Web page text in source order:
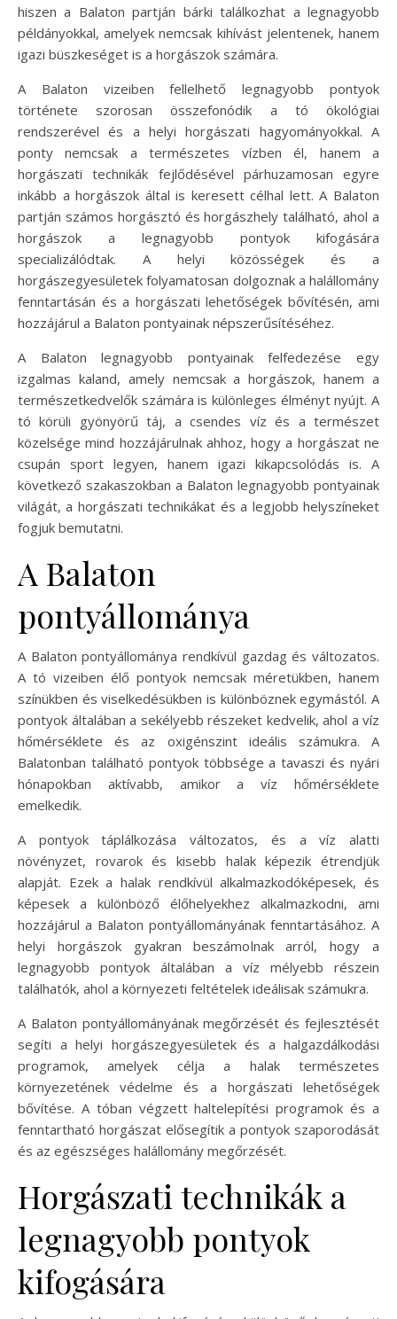
hiszen a Balaton partján bárki találkozhat a legnagyobb
példányokkal, amelyek nemcsak kihívást jelentenek, hanem
igazi büszkeséget is a horgászok számára.
A Balaton vizeiben fellelhető legnagyobb pontyok
története szorosan összefonódik a tó ökológiai
rendszerével és a helyi horgászati hagyományokkal. A
ponty nemcsak a természetes vízben él, hanem a
horgászati technikák fejlődésével párhuzamosan egyre
inkább a horgászok által is keresett célhal lett. A Balaton
partján számos horgásztó és horgászhely található, ahol a
horgászok a legnagyobb pontyok kifogására
specializálódtak. A helyi közösségek és a
horgászegyesületek folyamatosan dolgoznak a halállomány
fenntartásán és a horgászati lehetőségek bővítésén, ami
hozzájárul a Balaton pontyainak népszerűsítéséhez.
A Balaton legnagyobb pontyainak felfedezése egy
izgalmas kaland, amely nemcsak a horgászok, hanem a
természetkedvelők számára is különleges élményt nyújt. A
tó körüli gyönyörű táj, a csendes víz és a természet
közelsége mind hozzájárulnak ahhoz, hogy a horgászat ne
csupán sport legyen, hanem igazi kikapcsolódás is. A
következő szakaszokban a Balaton legnagyobb pontyainak
világát, a horgászati technikákat és a legjobb helyszíneket
fogjuk bemutatni.
A Balaton
pontyállománya
A Balaton pontyállománya rendkívül gazdag és változatos.
A tó vizeiben élő pontyok nemcsak méretükben, hanem
színükben és viselkedésükben is különböznek egymástól. A
pontyok általában a sekélyebb részeket kedvelik, ahol a víz
hőmérséklete és az oxigénszint ideális számukra. A
Balatonban található pontyok többsége a tavaszi és nyári
hónapokban aktívabb, amikor a víz hőmérséklete
emelkedik.
A pontyok táplálkozása változatos, és a víz alatti
növényzet, rovarok és kisebb halak képezik étrendjük
alapját. Ezek a halak rendkívül alkalmazkodóképesek, és
képesek a különböző élőhelyekhez alkalmazkodni, ami
hozzájárul a Balaton pontyállományának fenntartásához. A
helyi horgászok gyakran beszámolnak arról, hogy a
legnagyobb pontyok általában a víz mélyebb részein
találhatók, ahol a környezeti feltételek ideálisak számukra.
A Balaton pontyállományának megőrzését és fejlesztését
segíti a helyi horgászegyesületek és a halgazdálkodási
programok, amelyek célja a halak természetes
környezetének védelme és a horgászati lehetőségek
bővítése. A tóban végzett haltelepítési programok és a
fenntartható horgászat elősegítik a pontyok szaporodását
és az egészséges halállomány megőrzését.
Horgászati technikák a
legnagyobb pontyok
kifogására